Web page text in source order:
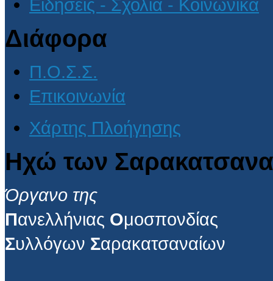
Ειδήσεις - Σχόλια - Κοινωνικά
Διάφορα
Π.Ο.Σ.Σ.
Επικοινωνία
Χάρτης Πλοήγησης
Ηχώ των
Όργανο της
Πανελλήνιας Ομοσπονδίας
Συλλόγων Σαρακατσαναίων